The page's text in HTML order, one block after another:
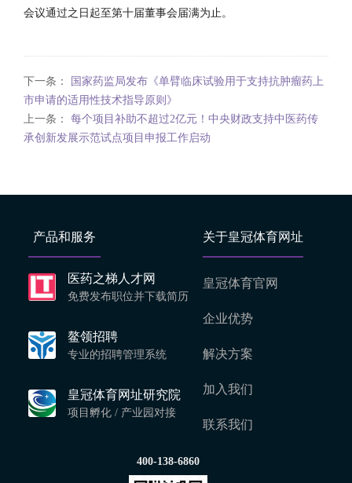
会议通过之日起至第十届董事会届满为止。
下一条：
国家药监局发布《单臂临床试验用于支持抗肿瘤药上
市申请的适用性技术指导原则》
上一条： 每个项目补助不超过2亿元！中央财政支持中医药传
承创新发展示范试点项目申报工作启动
产品和服务
医药之梯人才网
免费发布职位并下载简历
鳌领招聘
专业的招聘管理系统
皇冠体育网址研究院
项目孵化 / 产业园对接
关于皇冠体育网址
皇冠体育官网
企业优势
解决方案
加入我们
联系我们
400-138-6860